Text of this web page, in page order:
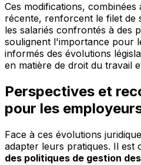
Ces modifications,
récente, renforcent le filet de
les salariés confrontés à des
soulignent l'importance pour
informés des évolutions
en matière de droit du travail
Perspectives et
pour les
Face à ces évolutions
adapter leurs pratiques. Il est
des politiques de gestion